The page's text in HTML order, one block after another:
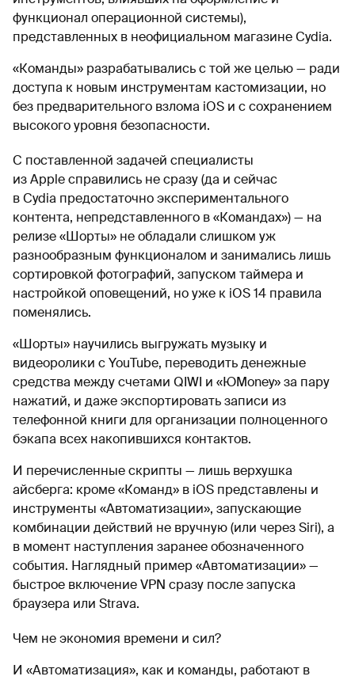
функционал операционной системы),
представленных в неофициальном магазине Cydia.
«Команды» разрабатывались с той же целью — ради
доступа к новым инструментам кастомизации, но
без предварительного взлома iOS и с сохранением
высокого уровня безопасности.
С поставленной задачей специалисты
из Apple справились не сразу (да и сейчас
в Cydia предостаточно экспериментального
контента, непредставленного в «Командах») — на
релизе «Шорты» не обладали слишком уж
разнообразным функционалом и занимались лишь
сортировкой фотографий, запуском таймера и
настройкой оповещений, но уже к iOS 14 правила
поменялись.
«Шорты» научились выгружать музыку и
видеоролики с YouTube, переводить денежные
средства между счетами QIWI и «ЮMoney» за пару
нажатий, и даже экспортировать записи из
телефонной книги для организации полноценного
бэкапа всех накопившихся контактов.
И перечисленные скрипты — лишь верхушка
айсберга: кроме «Команд» в iOS представлены и
инструменты «Автоматизации», запускающие
комбинации действий не вручную (или через Siri), а
в момент наступления заранее обозначенного
события. Наглядный пример «Автоматизации» —
быстрое включение VPN сразу после запуска
браузера или Strava.
Чем не экономия времени и сил?
И «Автоматизация», как и команды, работают в